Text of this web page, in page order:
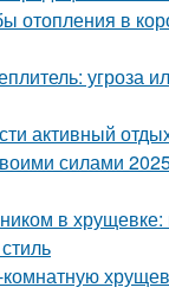
отопления в
угроза
активный
силами
в хрущевке:
комнатную